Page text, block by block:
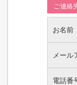
ご連絡
お名前
メール
電話番